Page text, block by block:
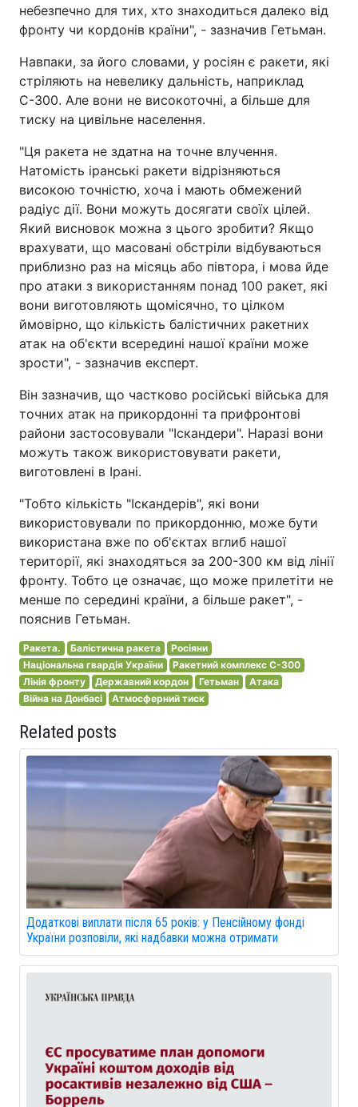
небезпечно для тих, хто знаходиться далеко від
фронту чи кордонів країни", - зазначив Гетьман.
Навпаки, за його словами, у росіян є ракети, які
стріляють на невелику дальність, наприклад
С-300. Але вони не високоточні, а більше для
тиску на цивільне населення.
"Ця ракета не здатна на точне влучення.
Натомість іранські ракети відрізняються
високою точністю, хоча і мають обмежений
радіус дії. Вони можуть досягати своїх цілей.
Який висновок можна з цього зробити? Якщо
врахувати, що масовані обстріли відбуваються
приблизно раз на місяць або півтора, і мова йде
про атаки з використанням понад 100 ракет, які
вони виготовляють щомісячно, то цілком
ймовірно, що кількість балістичних ракетних
атак на об'єкти всередині нашої країни може
зрости", - зазначив експерт.
Він зазначив, що частково російські війська для
точних атак на прикордонні та прифронтові
райони застосовували "Іскандери". Наразі вони
можуть також використовувати ракети,
виготовлені в Ірані.
"Тобто кількість "Іскандерів", які вони
використовували по прикордонню, може бути
використана вже по об'єктах вглиб нашої
території, які знаходяться за 200-300 км від лінії
фронту. Тобто це означає, що може прилетіти не
менше по середині країни, а більше ракет", -
пояснив Гетьман.
Ракета. Балістична ракета
Росіяни
Національна гвардія України
Ракетний комплекс С-300
Лінія фронту
Державний кордон Гетьман
Атака
Війна на Донбасі
Атмосферний тиск
Related posts
Додаткові виплати після 65 років: у Пенсійному фонді
України розповіли, які надбавки можна отримати